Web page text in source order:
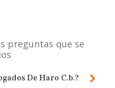
preguntas que se
De Haro C.b.?